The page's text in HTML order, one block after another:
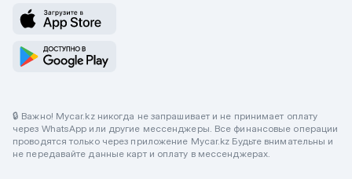
🔒 Важно! Mycar.kz никогда не запрашивает и не принимает оплату
через WhatsApp или другие мессенджеры. Все финансовые операции
проводятся только через приложение Mycar.kz Будьте внимательны и
не передавайте данные карт и оплату в мессенджерах.